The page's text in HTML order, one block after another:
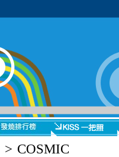
> COSMIC